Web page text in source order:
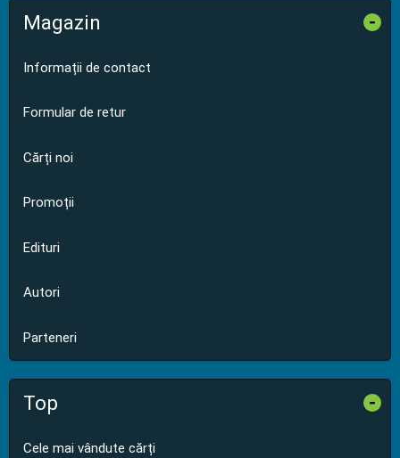
Magazin -
Informații de contact
Formular de retur
Cărți noi
Promoții
Edituri
Autori
Parteneri
Top -
Cele mai vândute cărți